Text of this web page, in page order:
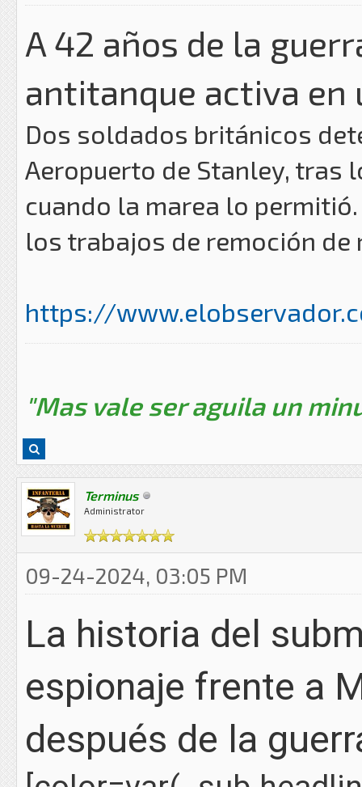
A 42 años de la
antitanque activa en
Dos soldados británicos
Aeropuerto de Stanley, tras
cuando la marea lo
los trabajos de remoción
https://
"Mas vale ser aguila un
Terminus
Administrator
09-24-2024, 03:05 PM
La historia del
espionaje frente a
después de la